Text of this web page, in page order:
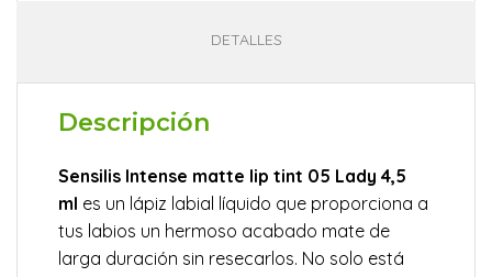
DETALLES
Descripción
Sensilis Intense matte lip tint 05 Lady 4,5
ml es un lápiz labial líquido que proporciona a
tus labios un hermoso acabado mate de
larga duración sin resecarlos. No solo está